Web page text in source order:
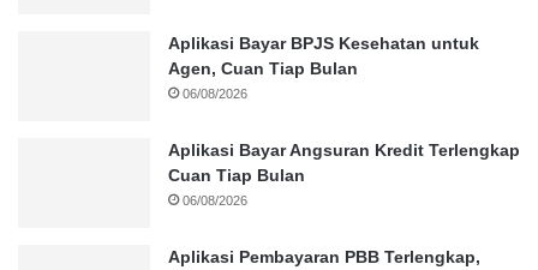
Aplikasi Bayar BPJS Kesehatan untuk
Agen, Cuan Tiap Bulan
06/08/2026
Aplikasi Bayar Angsuran Kredit Terlengkap
Cuan Tiap Bulan
06/08/2026
Aplikasi Pembayaran PBB Terlengkap,